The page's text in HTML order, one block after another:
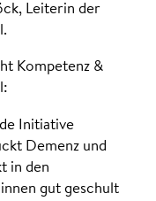
Leiterin der
Kompetenz &
Initiative
Demenz und
in den
gut geschult